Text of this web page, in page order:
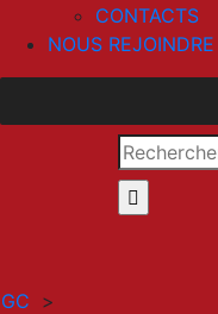
CONTACTS
NOUS REJOINDRE
Rechercher
GC >